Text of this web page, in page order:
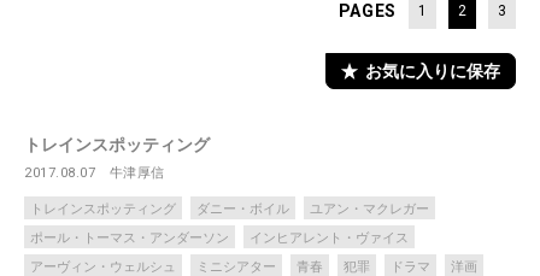
PAGES 1 2 3
お気に入りに保存
トレインスポッティング
2017.08.07 牛津厚信
トレインスポッティング ダニー・ボイル
ユアン・マクレガー
ポール・トーマス・アンダーソン
インヒアレント・ヴァイス
アーヴィン・ウェルシュ
ミニシアター 青春 犯罪 ドラマ 洋画